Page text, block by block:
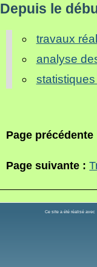
Depuis le
travaux
analyse
Page
Page suivante :
Ce site a été réalisé avec